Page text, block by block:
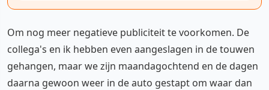
Om nog meer negatieve publiciteit te voorkomen. De
collega's en ik hebben even aangeslagen in de touwen
gehangen, maar we zijn maandagochtend en de dagen
daarna gewoon weer in de auto gestapt om waar dan